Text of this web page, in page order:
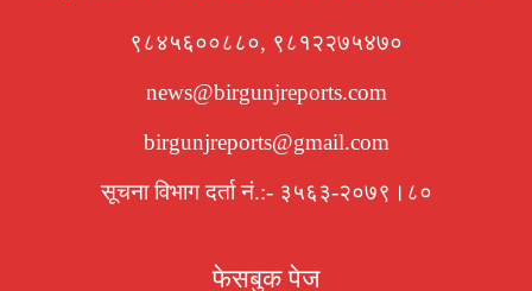
९८४५६००८८०, ९८१२२७५४७०
news@birgunjreports.com
birgunjreports@gmail.com
सूचना विभाग दर्ता नं.:- ३५६३-२०७९।८०
फेसबुक पेज